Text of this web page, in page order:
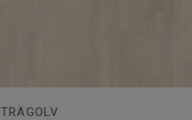
TRÄGOLV